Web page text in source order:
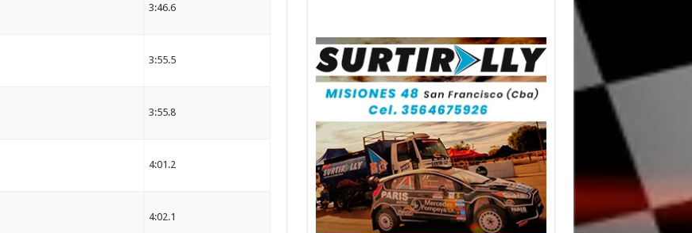
3:46.6
3:55.5
3:55.8
4:01.2
4:02.1